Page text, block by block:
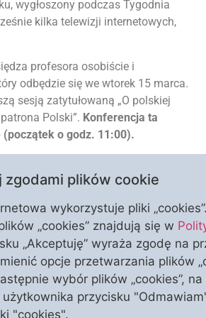
wygłoszony podczas Tygodnia
kilka telewizji internetowych,
profesora osobiście i
odbędzie się we wtorek 15 marca.
sesją zatytułowaną „O polskiej
Polski”. Konferencja ta
o godz. 11:00).
będzie Msza Święta, która
wygłosi homilię.Następnie o godz.
Rektoralnej Duszpasterstwa
wspomniane wyżej
zgodami plików cookie
wykorzystuje pliki
„cookies” znajdują się w
„Akceptuję” wyraża zgodę na
opcje przetwarzania plików
wybór plików „cookies”,
przycisku
"cookies".